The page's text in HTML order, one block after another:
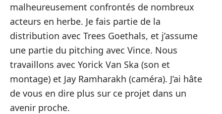
malheureusement confrontés de nombreux
acteurs en herbe. Je fais partie de la
distribution avec Trees Goethals, et j’assume
une partie du pitching avec Vince. Nous
travaillons avec Yorick Van Ska (son et
montage) et Jay Ramharakh (caméra). J’ai hâte
de vous en dire plus sur ce projet dans un
avenir proche.